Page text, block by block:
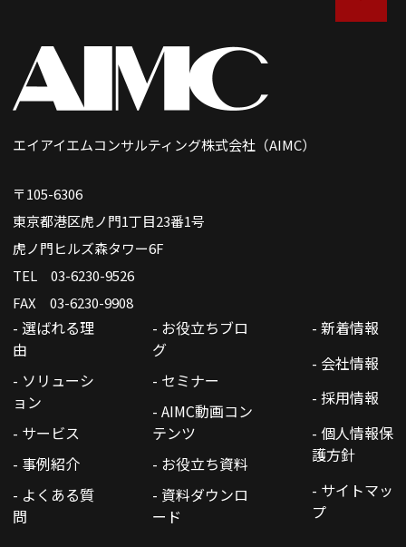
エイアイエムコンサルティング株式会社（AIMC）
〒105-6306
東京都港区虎ノ門1丁目23番1号
虎ノ門ヒルズ森タワー6F
TEL 03-6230-9526
FAX 03-6230-9908
- 選ばれる理
由
- ソリューシ
ョン
- サービス
- 事例紹介
- よくある質
問
- お役立ちブロ
グ
- セミナー
- AIMC動画コン
テンツ
- お役立ち資料
- 資料ダウンロ
ード
- 新着情報
- 会社情報
- 採用情報
- 個人情報保
護方針
- サイトマッ
プ